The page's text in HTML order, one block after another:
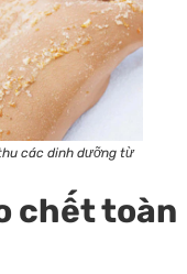
các dinh dưỡng từ
chết toàn